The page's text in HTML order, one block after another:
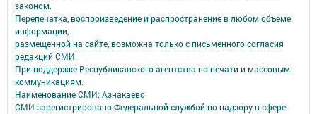
законом.
Перепечатка, воспроизведение и распространение в любом объеме
информации,
размещенной на сайте, возможна только с письменного согласия
редакций СМИ.
При поддержке Республиканского агентства по печати и массовым
коммуникациям.
Наименование СМИ: Азнакаево
СМИ зарегистрировано Федеральной службой по надзору в сфере